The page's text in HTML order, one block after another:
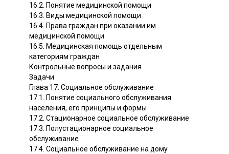
16.2. Понятие медицинской помощи
16.3. Виды медицинской помощи
16.4. Права граждан при оказании им
медицинской помощи
16.5. Медицинская помощь отдельным
категориям граждан
Контрольные вопросы и задания
Задачи
Глава 17. Социальное обслуживание
17.1. Понятие социального обслуживания
населения, его принципы и формы
17.2. Стационарное социальное обслуживание
17.3. Полустационарное социальное
обслуживание
17.4. Социальное обслуживание на дому